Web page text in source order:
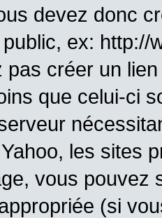
devez donc
ex: http://
pas créer un
que celui-ci
les sites
vous pouvez
(si